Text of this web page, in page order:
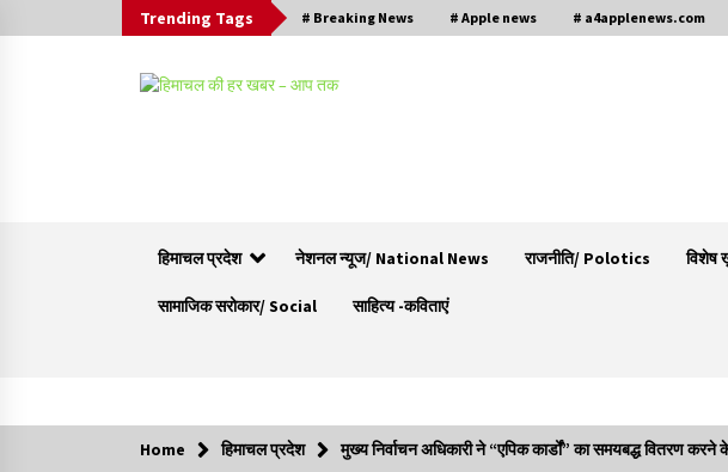
Trending Tags # Breaking News # Apple news # a4applenews.com
हिमाचल प्रदेश नेशनल न्यूज/ National News राजनीति/ Polotics विशेष
सामाजिक सरोकार/ Social साहित्य -कविताएं
Home हिमाचल प्रदेश मुख्य निर्वाचन अधिकारी ने “एपिक कार्डों” का समयबद्ध वितरण करने के